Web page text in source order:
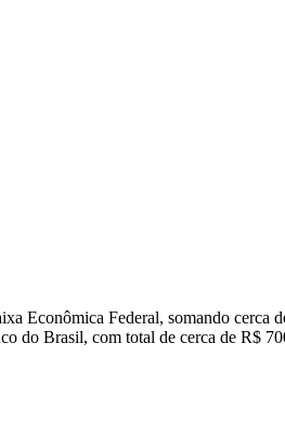
Econômica Federal, somando cerca
do Brasil, com total de cerca de R$